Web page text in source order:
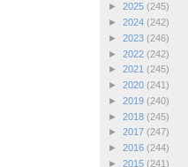
► 2025 (245)
► 2024 (242)
► 2023 (246)
► 2022 (242)
► 2021 (245)
► 2020 (241)
► 2019 (240)
► 2018 (245)
► 2017 (247)
► 2016 (244)
► 2015 (241)